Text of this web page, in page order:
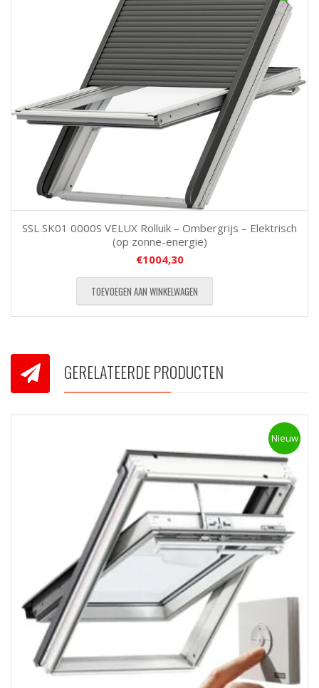
SSL SK01 0000S VELUX Rolluik – Ombergrijs – Elektrisch
(op zonne-energie)
€1004,30
TOEVOEGEN AAN WINKELWAGEN
GERELATEERDE PRODUCTEN
Nieuw